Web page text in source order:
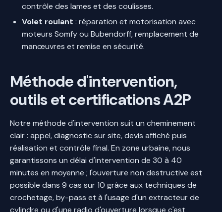
contrôle des lames et des coulisses.
Volet roulant : réparation et motorisation avec
moteurs Somfy ou Bubendorff, remplacement de
manœuvres et remise en sécurité.
Méthode d'intervention,
outils et certifications A2P
Notre méthode d'intervention suit un cheminement
clair : appel, diagnostic sur site, devis affiché puis
réalisation et contrôle final. En zone urbaine, nous
garantissons un délai d'intervention de 30 à 40
minutes en moyenne ; l'ouverture non destructive est
possible dans 9 cas sur 10 grâce aux techniques de
crochetage, by-pass et à l'usage d'un extracteur de
cylindre ou d'une radio d'ouverture lorsque c'est